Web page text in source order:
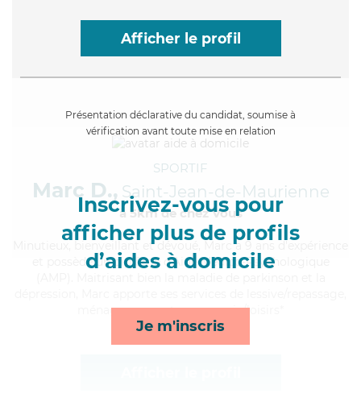
Afficher le profil
Présentation déclarative du candidat, soumise à
vérification avant toute mise en relation
Inscrivez-vous pour
afficher plus de profils
d’aides à domicile
Je m'inscris
SPORTIF
Marc D., Saint-Jean-de-Maurienne
à 5km de chez Vous
, bienveillant et dévoué, Marc a 9 ans d'expérience
et possède un diplôme d'Aide Médico-Psychologique
ménage, repas et compagnie/loisirs*